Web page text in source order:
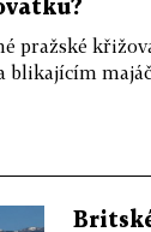
pražské
blikajícím